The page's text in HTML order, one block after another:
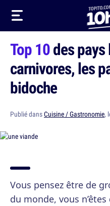
Top 10des
carnivores, les
bidoche
Publié dansCuisine / Gastronomie,
Vous pensez être de
du monde, vous